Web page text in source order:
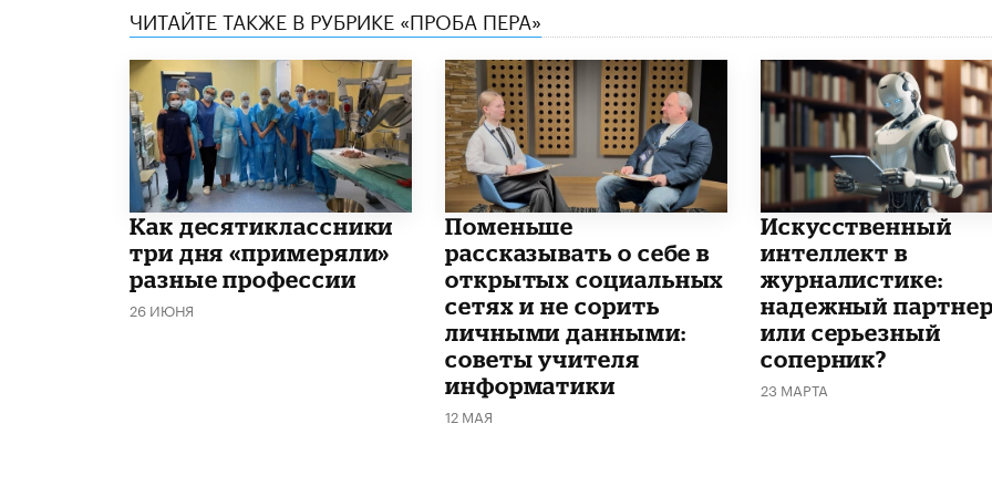
ЧИТАЙТЕ ТАКЖЕ В РУБРИКЕ «ПРОБА ПЕРА»
Как десятиклассники
три дня «примеряли»
разные профессии
26 ИЮНЯ
Поменьше
рассказывать о себе в
открытых социальных
сетях и не сорить
личными данными:
советы учителя
информатики
12 МАЯ
Искусственный
интеллект в
журналистике:
надежный
или серьезный
соперник?
23 МАРТА